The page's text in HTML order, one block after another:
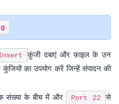
कुंजी दबाएं और फ़ाइल के उन
का उपयोग करें जिन्हें संपादन की
संख्या के बीच में और
Port 22
से